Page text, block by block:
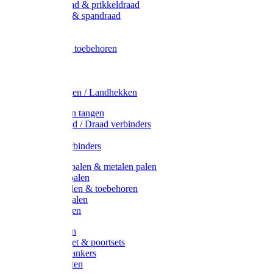
Metaal draad & prikkeldraad
Binddraad & spandraad
Afrasternet toebehoren
Weidehekken / Landhekken
Spanners en tangen
Lint / Koord / Draad verbinders
Litzclip verbinders
Recycling palen & metalen palen
Kunststof palen
T-Post t-palen & toebehoren
Glasfiber palen
Houten palen
Poortgrepen
Doorgangset & poortsets
Poortgreepankers
Weidepoorten